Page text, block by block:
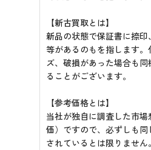
【新古買取とは】
新品の状態で保証書に捺
等があるのもを指します。
ズ、破損があった場合も同
ることがございます。
【参考価格とは】
当社が独自に調査した市
価）ですので、必ずしも
されているとは限りません。